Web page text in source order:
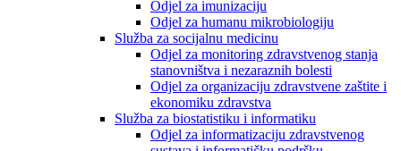
Odjel za imunizaciju
Odjel za humanu mikrobiologiju
Služba za socijalnu medicinu
Odjel za monitoring zdravstvenog stanja
stanovništva i nezaraznih bolesti
Odjel za organizaciju zdravstvene zaštite i
ekonomiku zdravstva
Služba za biostatistiku i informatiku
Odjel za informatizaciju zdravstvenog